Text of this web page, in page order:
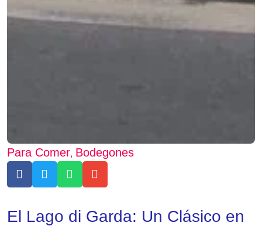
Para Comer, Bodegones
El Lago di Garda: Un Clásico en